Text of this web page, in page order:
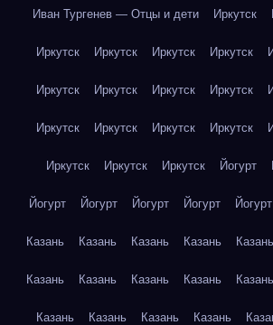
Иван Тургенев — Отцы и дети Иркутск
Иркутск Иркутск Иркутск Иркутск
Иркутск Иркутск Иркутск Иркутск
Иркутск Иркутск Иркутск Иркутск
Иркутск Иркутск Иркутск Йогурт
Йогурт Йогурт Йогурт Йогурт Йогурт
Казань Казань Казань Казань Казань
Казань Казань Казань Казань Казань
Казань Казань Казань Казань